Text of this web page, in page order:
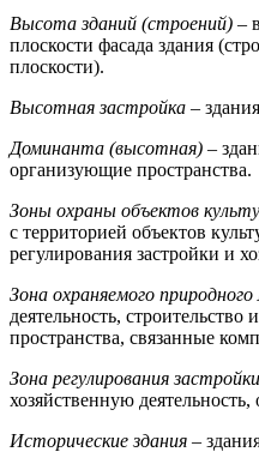
Высота зданий (строений) –
плоскости фасада здания
плоскости).
Высотная застройка –
Доминанта (высотная) –
организующие пространства.
Зоны охраны объектов
с территорией объектов
регулирования застройки и
Зона охраняемого
деятельность,
пространства, связанные
Зона регулирования
хозяйственную
Исторические здания –